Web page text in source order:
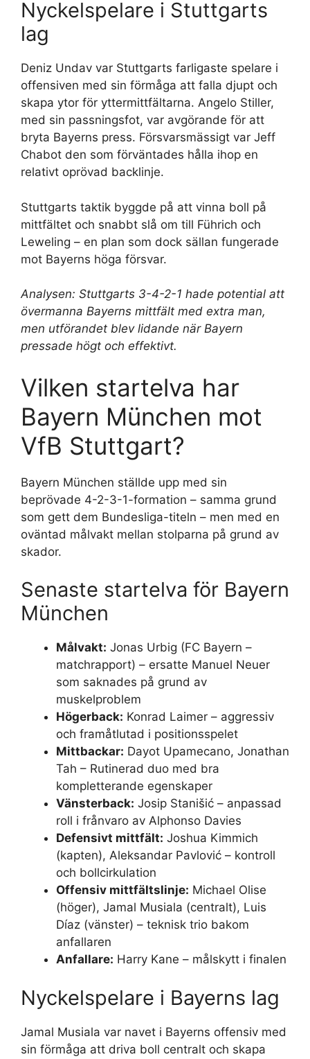
Nyckelspelare i Stuttgarts
lag
Deniz Undav var Stuttgarts farligaste spelare i
offensiven med sin förmåga att falla djupt och
skapa ytor för yttermittfältarna. Angelo Stiller,
med sin passningsfot, var avgörande för att
bryta Bayerns press. Försvarsmässigt var Jeff
Chabot den som förväntades hålla ihop en
relativt oprövad backlinje.
Stuttgarts taktik byggde på att vinna boll på
mittfältet och snabbt slå om till Führich och
Leweling – en plan som dock sällan fungerade
mot Bayerns höga försvar.
Analysen: Stuttgarts 3-4-2-1 hade potential att
övermanna Bayerns mittfält med extra man,
men utförandet blev lidande när Bayern
pressade högt och effektivt.
Vilken startelva har
Bayern München mot
VfB Stuttgart?
Bayern München ställde upp med sin
beprövade 4-2-3-1-formation – samma grund
som gett dem Bundesliga-titeln – men med en
oväntad målvakt mellan stolparna på grund av
skador.
Senaste startelva för Bayern
München
Målvakt: Jonas Urbig (FC Bayern –
matchrapport) – ersatte Manuel Neuer
som saknades på grund av
muskelproblem
Högerback: Konrad Laimer – aggressiv
och framåtlutad i positionsspelet
Mittbackar: Dayot Upamecano, Jonathan
Tah – Rutinerad duo med bra
kompletterande egenskaper
Vänsterback: Josip Stanišić – anpassad
roll i frånvaro av Alphonso Davies
Defensivt mittfält: Joshua Kimmich
(kapten), Aleksandar Pavlović – kontroll
och bollcirkulation
Offensiv mittfältslinje: Michael Olise
(höger), Jamal Musiala (centralt), Luis
Díaz (vänster) – teknisk trio bakom
anfallaren
Anfallare: Harry Kane – målskytt i finalen
Nyckelspelare i Bayerns lag
Jamal Musiala var navet i Bayerns offensiv med
sin förmåga att driva boll centralt och skapa